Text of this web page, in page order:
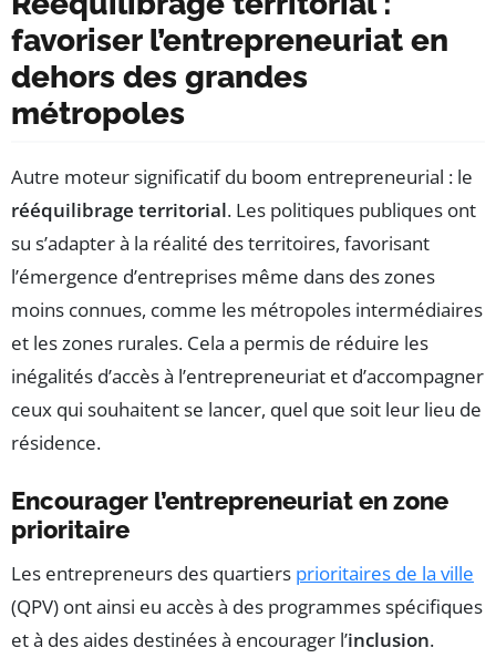
favoriser l’entrepreneuriat en
dehors des grandes
métropoles
Autre moteur significatif du boom entrepreneurial : le
rééquilibrage territorial. Les politiques publiques ont
su s’adapter à la réalité des territoires, favorisant
l’émergence d’entreprises même dans des zones
moins connues, comme les métropoles intermédiaires
et les zones rurales. Cela a permis de réduire les
inégalités d’accès à l’entrepreneuriat et d’accompagner
ceux qui souhaitent se lancer, quel que soit leur lieu de
résidence.
Encourager l’entrepreneuriat en zone
prioritaire
Les entrepreneurs des quartiers prioritaires de la ville
(QPV) ont ainsi eu accès à des programmes spécifiques
et à des aides destinées à encourager l’inclusion.